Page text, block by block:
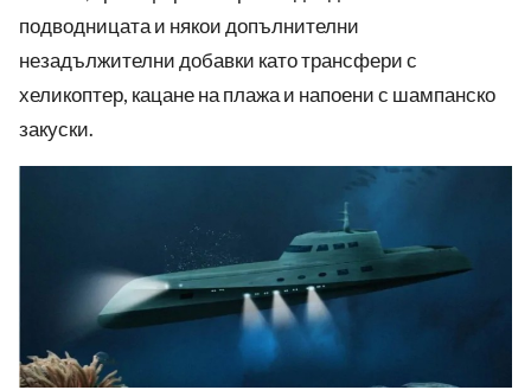
подводницата и някои допълнителни
незадължителни добавки като трансфери с
хеликоптер, кацане на плажа и напоени с шампанско
закуски.